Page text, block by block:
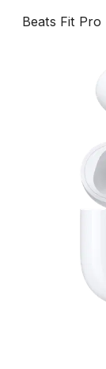
Beats Fit Pro